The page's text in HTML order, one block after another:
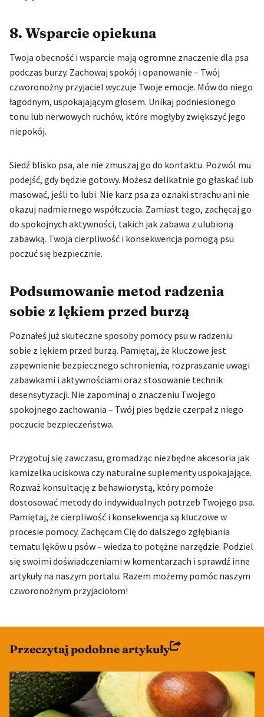
8. Wsparcie opiekuna
Twoja obecność i wsparcie mają ogromne znaczenie dla psa
podczas burzy. Zachowaj spokój i opanowanie – Twój
czworonożny przyjaciel wyczuje Twoje emocje. Mów do niego
łagodnym, uspokajającym głosem. Unikaj podniesionego
tonu lub nerwowych ruchów, które mogłyby zwiększyć jego
niepokój.
Siedź blisko psa, ale nie zmuszaj go do kontaktu. Pozwól mu
podejść, gdy będzie gotowy. Możesz delikatnie go głaskać lub
masować, jeśli to lubi. Nie karz psa za oznaki strachu ani nie
okazuj nadmiernego współczucia. Zamiast tego, zachęcaj go
do spokojnych aktywności, takich jak zabawa z ulubioną
zabawką. Twoja cierpliwość i konsekwencja pomogą psu
poczuć się bezpiecznie.
Podsumowanie metod radzenia
sobie z lękiem przed burzą
Poznałeś już skuteczne sposoby pomocy psu w radzeniu
sobie z lękiem przed burzą. Pamiętaj, że kluczowe jest
zapewnienie bezpiecznego schronienia, rozpraszanie uwagi
zabawkami i aktywnościami oraz stosowanie technik
desensytyzacji. Nie zapominaj o znaczeniu Twojego
spokojnego zachowania – Twój pies będzie czerpał z niego
poczucie bezpieczeństwa.
Przygotuj się zawczasu, gromadząc niezbędne akcesoria jak
kamizelka uciskowa czy naturalne suplementy uspokajające.
Rozważ konsultację z behawiorystą, który pomoże
dostosować metody do indywidualnych potrzeb Twojego psa.
Pamiętaj, że cierpliwość i konsekwencja są kluczowe w
procesie pomocy. Zachęcam Cię do dalszego zgłębiania
tematu lęków u psów – wiedza to potężne narzędzie. Podziel
się swoimi doświadczeniami w komentarzach i sprawdź inne
artykuły na naszym portalu. Razem możemy pomóc naszym
czworonożnym przyjaciołom!
Przeczytaj podobne artykuły